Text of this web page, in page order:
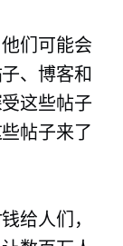
们可能会
、博客和
这些帖子
帖子来了
给人们，